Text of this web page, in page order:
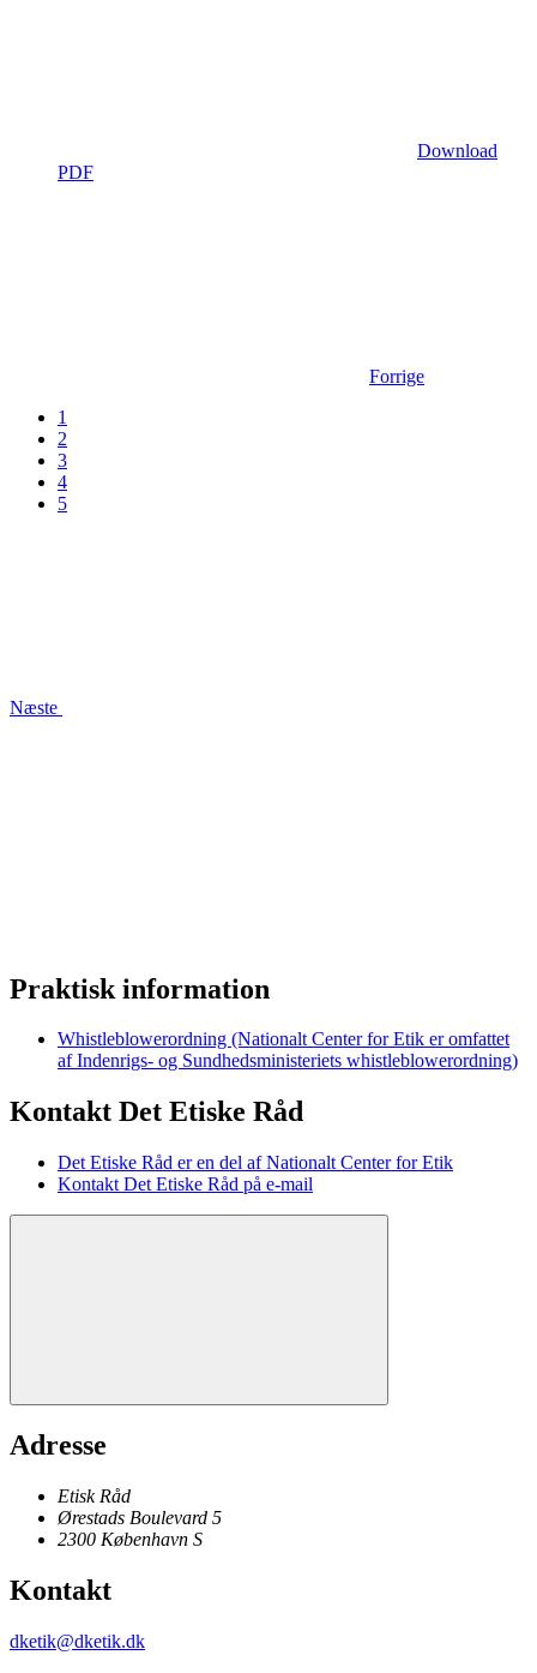
Download
PDF
Forrige
1
2
3
4
5
Næste
Praktisk information
Whistleblowerordning (Nationalt Center for Etik er omfattet
af Indenrigs- og Sundhedsministeriets whistleblowerordning)
Kontakt Det Etiske Råd
Det Etiske Råd er en del af Nationalt Center for Etik
Kontakt Det Etiske Råd på e-mail
Adresse
Etisk Råd
Ørestads Boulevard 5
2300 København S
Kontakt
dketik@dketik.dk